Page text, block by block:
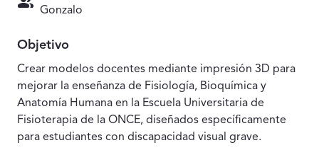
Gonzalo
Objetivo
Crear modelos docentes mediante impresión 3D para
mejorar la enseñanza de Fisiología, Bioquímica y
Anatomía Humana en la Escuela Universitaria de
Fisioterapia de la ONCE, diseñados específicamente
para estudiantes con discapacidad visual grave.